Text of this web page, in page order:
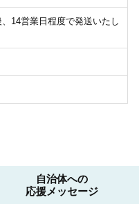
、14営業日程度で発送いたし
自治体への
応援メッセージ